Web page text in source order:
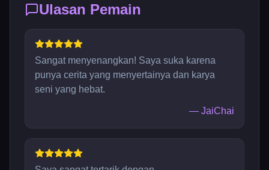
Ulasan Pemain
Sangat menyenangkan! Saya suka karena
punya cerita yang menyertainya dan karya
seni yang hebat.
— JaiChai